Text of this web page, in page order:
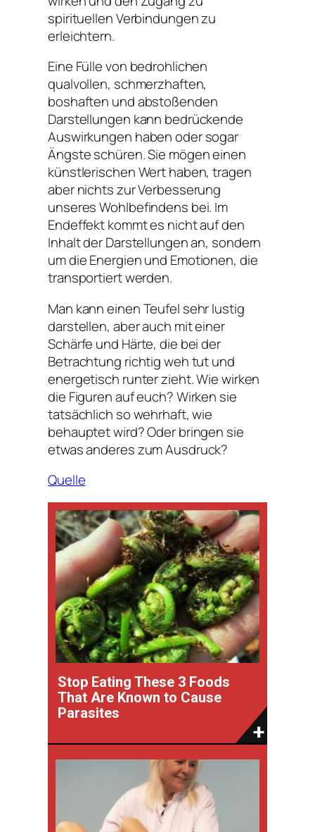
spirituellen Verbindungen zu
erleichtern.
Eine Fülle von bedrohlichen
qualvollen, schmerzhaften,
boshaften und abstoßenden
Darstellungen kann bedrückende
Auswirkungen haben oder sogar
Ängste schüren. Sie mögen einen
künstlerischen Wert haben, tragen
aber nichts zur Verbesserung
unseres Wohlbefindens bei. Im
Endeffekt kommt es nicht auf den
Inhalt der Darstellungen an, sondern
um die Energien und Emotionen, die
transportiert werden.
Man kann einen Teufel sehr lustig
darstellen, aber auch mit einer
Schärfe und Härte, die bei der
Betrachtung richtig weh tut und
energetisch runter zieht. Wie wirken
die Figuren auf euch? Wirken sie
tatsächlich so wehrhaft, wie
behauptet wird? Oder bringen sie
etwas anderes zum Ausdruck?
Quelle
Stop Eating These 3 Foods
That Are Known to Cause
Parasites